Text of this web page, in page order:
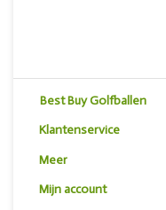
Best Buy Golfballen
Klantenservice
Meer
Mijn account